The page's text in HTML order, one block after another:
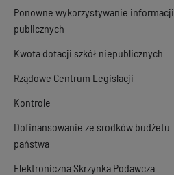
Ponowne wykorzystywanie informacji
publicznych
Kwota dotacji szkół niepublicznych
Rządowe Centrum Legislacji
Kontrole
Dofinansowanie ze środków budżetu
państwa
Elektroniczna Skrzynka Podawcza